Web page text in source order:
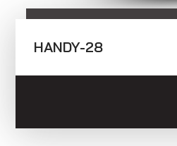
E-mail:
Sledujte nás
Anhänger mit
Ladefläche
HANDY-28